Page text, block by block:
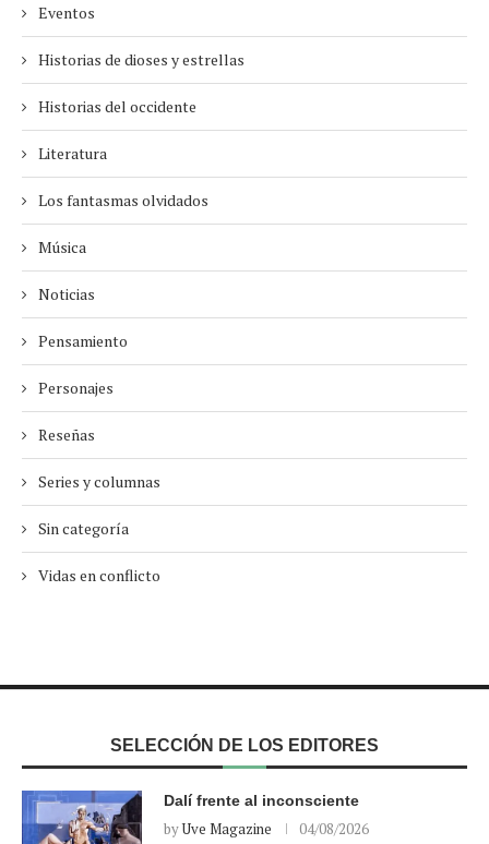
Eventos
Historias de dioses y estrellas
Historias del occidente
Literatura
Los fantasmas olvidados
Música
Noticias
Pensamiento
Personajes
Reseñas
Series y columnas
Sin categoría
Vidas en conflicto
SELECCIÓN DE LOS EDITORES
Dalí frente al inconsciente
byUve Magazine 04/08/2026